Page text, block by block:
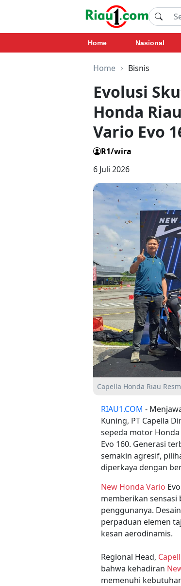
Home Nasional
Home Bisnis
Evolusi
Honda
Vario Evo
R1/wira
6 Juli 2026
Capella Honda Riau
RIAU1.COM -
Kuning, PT Capella
sepeda motor
Evo 160. Generasi
semakin agresif,
diperkaya dengan
New Honda Vario
memberikan sensasi
penggunanya.
perpaduan elemen
kesan aerodinamis.
Regional Head,
bahwa kehadiran
memenuhi